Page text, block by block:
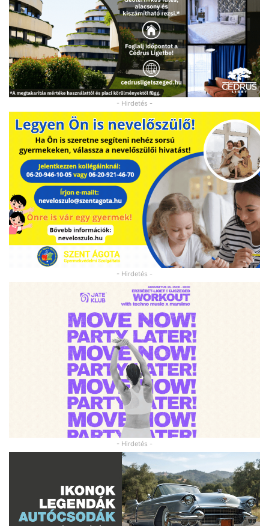
- Hirdetés -
- Hirdetés -
- Hirdetés -